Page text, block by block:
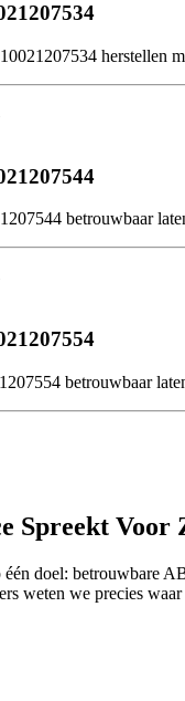
herstellen
betrouwbaar
betrouwbaar
Spreekt Voor
doel: betrouwbare
weten we precies